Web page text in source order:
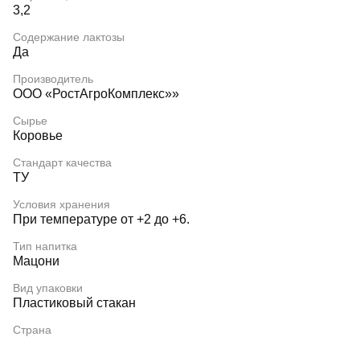
3,2
Содержание лактозы
Да
Производитель
ООО «РостАгроКомплекс»»
Сырье
Коровье
Стандарт качества
ТУ
Условия хранения
При температуре от +2 до +6.
Тип напитка
Мацони
Вид упаковки
Пластиковый стакан
Страна